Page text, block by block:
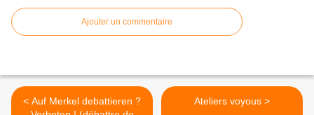
Ajouter un commentaire
< Auf Merkel debattieren ?
Ateliers voyous >